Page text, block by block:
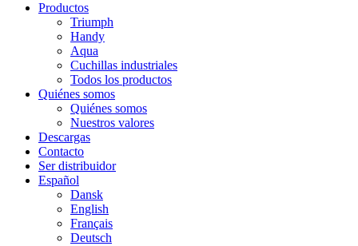
Productos
Triumph
Handy
Aqua
Cuchillas industriales
Todos los productos
Quiénes somos
Quiénes somos
Nuestros valores
Descargas
Contacto
Ser distribuidor
Español
Dansk
English
Français
Deutsch